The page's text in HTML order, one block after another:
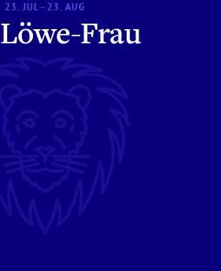
23. JUL - 23. AUG
Frau